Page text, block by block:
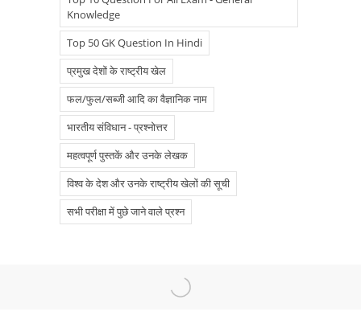
Knowledge
Top 50 GK Question In Hindi
प्रमुख देशों के राष्ट्रीय खेल
फल/फुल/सब्जी आदि का वैज्ञानिक नाम
भारतीय संविधान - प्रश्नोत्तर
महत्वपूर्ण पुस्तकें और उनके लेखक
विश्व के देश और उनके राष्ट्रीय खेलों की सूची
सभी परीक्षा में पुछे जाने वाले प्रश्न